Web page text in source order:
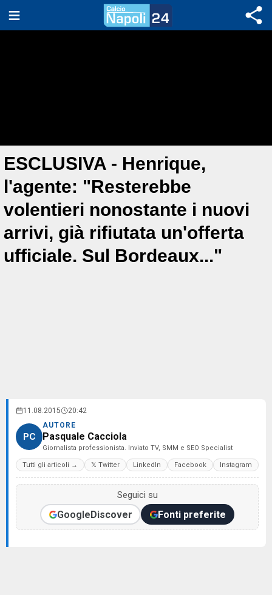
ESCLUSIVA - Henrique,
l'agente: "Resterebbe
volentieri nonostante i nuovi
arrivi, già rifiutata un'offerta
ufficiale. Sul Bordeaux..."
11.08.2015 20:42
PC
AUTORE
Pasquale Cacciola
Giornalista professionista. Inviato TV, SMM e SEO Specialist
Tutti gli articoli → 𝕏 Twitter LinkedIn Facebook Instagram
Seguici su
GoogleDiscover Fonti preferite